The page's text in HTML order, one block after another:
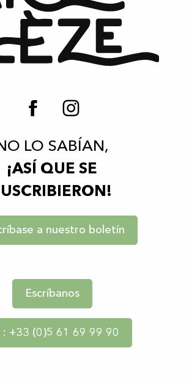
LO SABÍAN,
¡ASÍ QUE SE
a nuestro boletín
Escríbanos
: +33 (0)5 61 69 99 90